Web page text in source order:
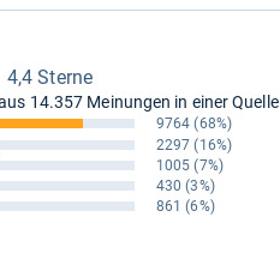
4,4 Sterne
14.357 Meinungen in einer Quelle
9764 (68%)
2297 (16%)
1005 (7%)
430 (3%)
861 (6%)